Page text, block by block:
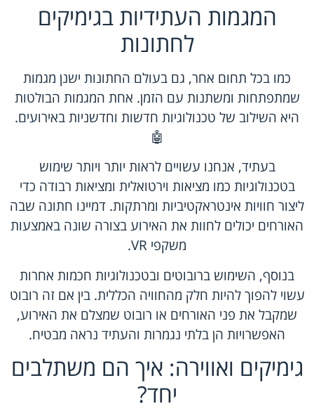
המגמות העתידיות בגימיקים
לחתונות
כמו בכל תחום אחר, גם בעולם החתונות ישנן מגמות
שמתפתחות ומשתנות עם הזמן. אחת המגמות הבולטות
היא השילוב של טכנולוגיות חדשות וחדשניות באירועים.
🤖
בעתיד, אנחנו עשויים לראות יותר ויותר שימוש
בטכנולוגיות כמו מציאות וירטואלית ומציאות רבודה כדי
ליצור חוויות אינטראקטיביות ומרתקות. דמיינו חתונה שבה
האורחים יכולים לחוות את האירוע בצורה שונה באמצעות
משקפי VR.
בנוסף, השימוש ברובוטים ובטכנולוגיות חכמות אחרות
עשוי להפוך להיות חלק מהחוויה הכללית. בין אם זה רובוט
שמקבל את פני האורחים או רובוט שמצלם את האירוע,
האפשרויות הן בלתי נגמרות והעתיד נראה מבטיח.
גימיקים ואווירה: איך הם משתלבים
יחד?